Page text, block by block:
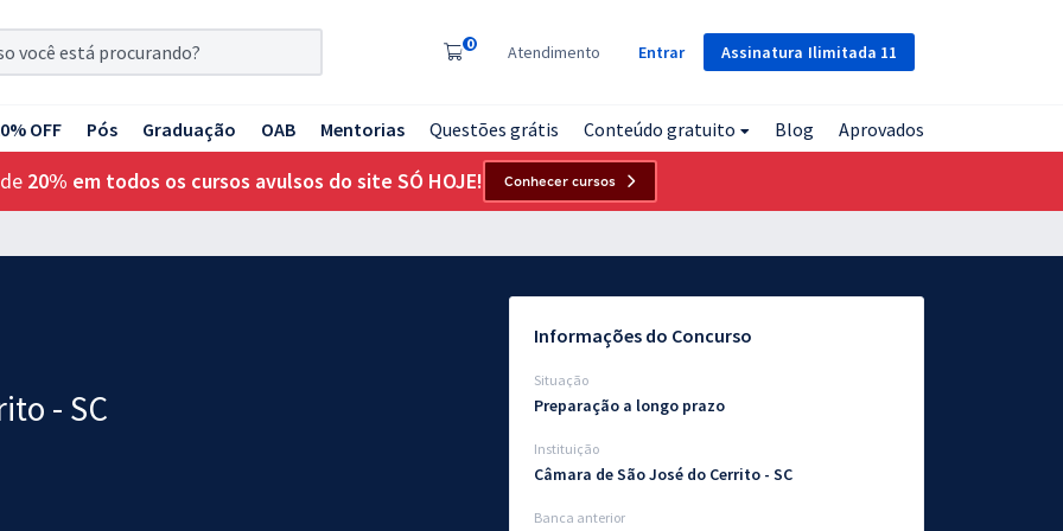
Assinatura Ilimitada 11
0 Atendimento Entrar
OFF Pós Graduação OAB Mentorias Questões grátis Conteúdo gratuito Blog Aprovados
20% em todos os cursos avulsos do site SÓ HOJE! Conhecer cursos
- SC
Informações do Concurso
Situação
Preparação a longo prazo
Instituição
Câmara de São José do Cerrito - SC
Banca anterior